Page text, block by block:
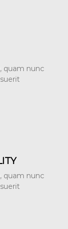
quam nunc
quam nunc